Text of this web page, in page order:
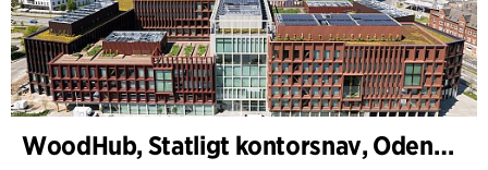
WoodHub, Statligt kontorsnav, Odense